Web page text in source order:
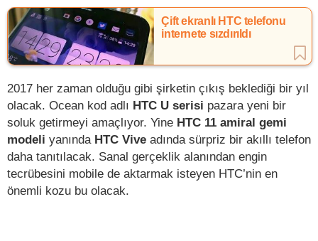
Çift ekranlı HTC telefonu
internete sızdırıldı
2017 her zaman olduğu gibi şirketin çıkış beklediği bir yıl
olacak. Ocean kod adlı HTC U serisi pazara yeni bir
soluk getirmeyi amaçlıyor. Yine HTC 11 amiral gemi
modeli yanında HTC Vive adında sürpriz bir akıllı telefon
daha tanıtılacak. Sanal gerçeklik alanından engin
tecrübesini mobile de aktarmak isteyen HTC’nin en
önemli kozu bu olacak.